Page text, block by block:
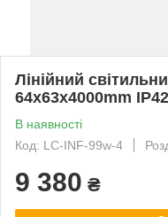
Лінійний
64х63х4000mm
В наявності
Код: LC-INF-99w-4
9 380 ₴